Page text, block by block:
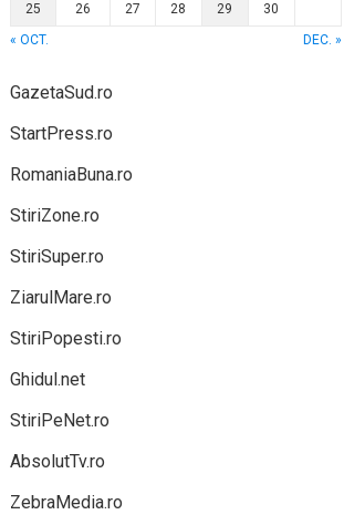
25 26 27 28 29
30
« OCT.
DEC. »
GazetaSud.ro
StartPress.ro
RomaniaBuna.ro
StiriZone.ro
StiriSuper.ro
ZiarulMare.ro
StiriPopesti.ro
Ghidul.net
StiriPeNet.ro
AbsolutTv.ro
ZebraMedia.ro